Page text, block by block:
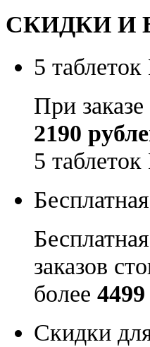
СКИДКИ И
5
При
2190
5
заказов
более
Скидки